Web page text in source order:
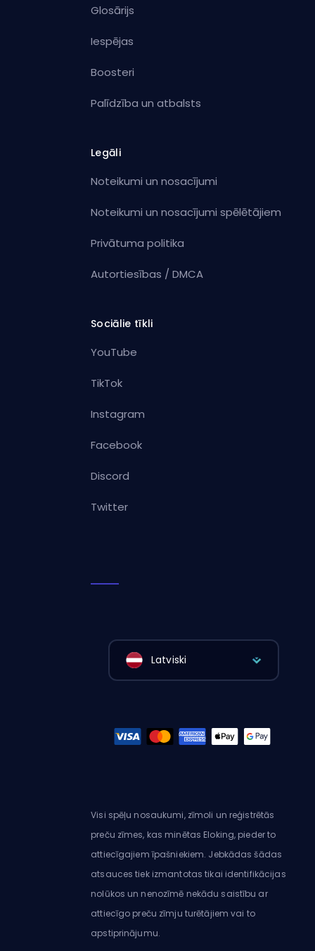
Glosārijs
Iespējas
Boosteri
Palīdzība un atbalsts
Legāli
Noteikumi un nosacījumi
Noteikumi un nosacījumi spēlētājiem
Privātuma politika
Autortiesības / DMCA
Sociālie tīkli
YouTube
TikTok
Instagram
Facebook
Discord
Twitter
Latviski
Visi spēļu nosaukumi, zīmoli un reģistrētās
preču zīmes, kas minētas Eloking, pieder to
attiecīgajiem īpašniekiem. Jebkādas šādas
atsauces tiek izmantotas tikai identifikācijas
nolūkos un nenozīmē nekādu saistību ar
attiecīgo preču zīmju turētājiem vai to
apstiprinājumu.